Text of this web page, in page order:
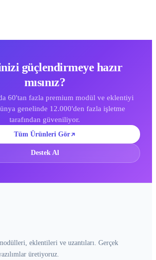
güçlendirmeye hazır
mısınız?
60'tan fazla premium modül ve eklentiyi
genelinde 12.000'den fazla işletme
tarafından güveniliyor.
Tüm Ürünleri Gör
Destek Al
eklentileri ve uzantıları. Gerçek
üretiyoruz.